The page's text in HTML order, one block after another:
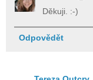
Děkuji. :-)
Odpovědět